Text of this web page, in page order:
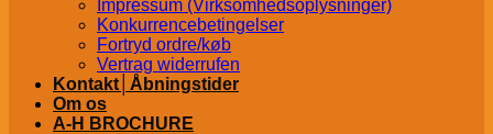
Impressum (Virksomhedsoplysninger)
Konkurrencebetingelser
Fortryd ordre/køb
Vertrag widerrufen
Kontakt│Åbningstider
Om os
A-H BROCHURE